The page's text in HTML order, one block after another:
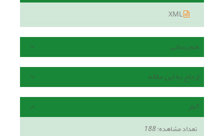
هم رسانی
ارجاع به این مقاله
آمار
تعداد مشاهده:188